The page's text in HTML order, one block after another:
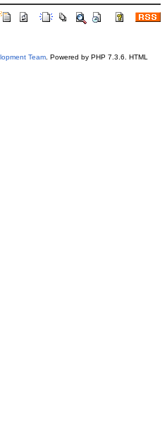
Team. Powered by PHP 7.3.6. HTML